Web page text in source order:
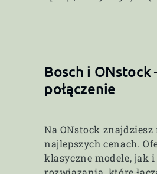
Bosch i ONstock
połączenie
Na ONstock
najlepszych cenach.
klasyczne modele, jak